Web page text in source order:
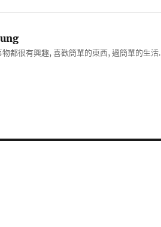
都很有興趣, 喜歡簡單的東西, 過簡單的生活.